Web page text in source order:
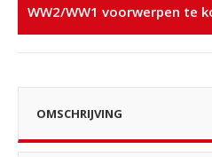
WW2/WW1 voorwerpen te
OMSCHRIJVING